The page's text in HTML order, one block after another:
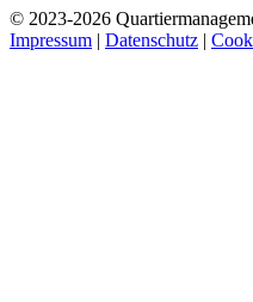
© 2023-2026
Impressum | Datenschutz |